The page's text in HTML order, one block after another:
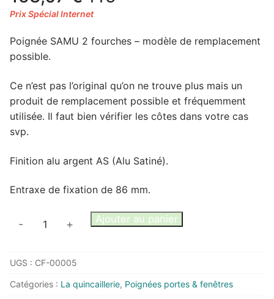
Poignée SAMU 2 fourches – modèle de remplacement
possible.
Ce n’est pas l’original qu’on ne trouve plus mais un
produit de remplacement possible et fréquemment
utilisée. Il faut bien vérifier les côtes dans votre cas
svp.
Finition alu argent AS (Alu Satiné).
Entraxe de fixation de 86 mm.
quantité
SAMU
2
- + Ajouter au panier
UGS : CF-00005
Catégories : La quincaillerie, Poignées portes & fenêtres